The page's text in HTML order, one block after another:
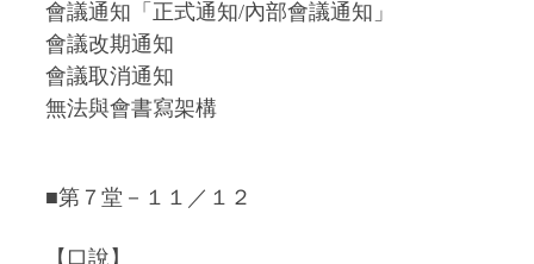
會議通知「正式通知/內部會議通知」
會議改期通知
會議取消通知
無法與會書寫架構
■第７堂－１１／１２
【口說】